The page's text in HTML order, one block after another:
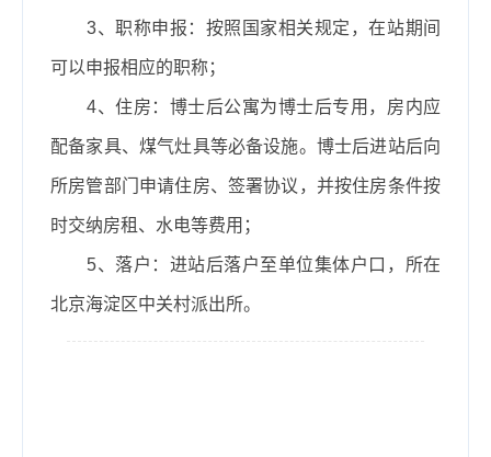
3、职称申报：按照国家相关规定，在站期间
可以申报相应的职称；
4、住房：博士后公寓为博士后专用，房内应
配备家具、煤气灶具等必备设施。博士后进站后向
所房管部门申请住房、签署协议，并按住房条件按
时交纳房租、水电等费用；
5、 落户：进站后落户至单位集体户口，所在
北京海淀区中关村派出所。